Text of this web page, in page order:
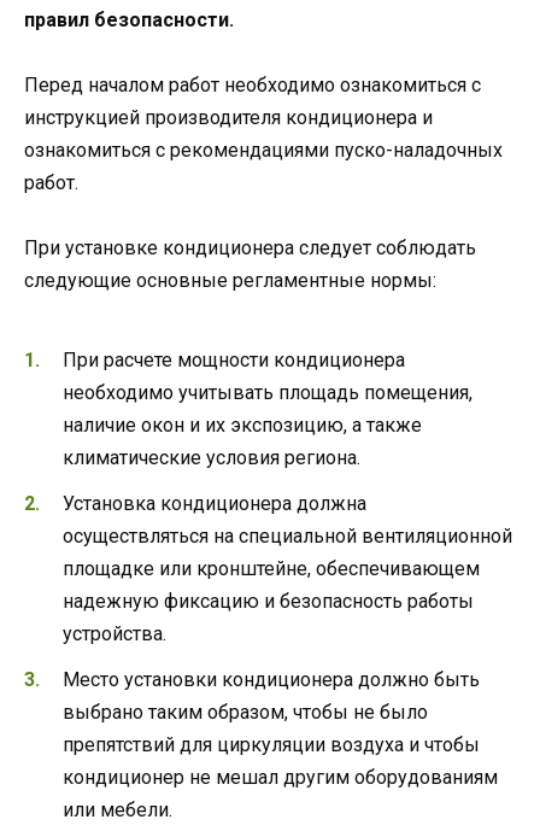
правил безопасности.
Перед началом работ необходимо ознакомиться с
инструкцией производителя кондиционера и
ознакомиться с рекомендациями пуско-наладочных
работ.
При установке кондиционера следует соблюдать
следующие основные регламентные нормы:
При расчете мощности кондиционера
необходимо учитывать площадь помещения,
наличие окон и их экспозицию, а также
климатические условия региона.
Установка кондиционера должна
осуществляться на специальной вентиляционной
площадке или кронштейне, обеспечивающем
надежную фиксацию и безопасность работы
устройства.
Место установки кондиционера должно быть
выбрано таким образом, чтобы не было
препятствий для циркуляции воздуха и чтобы
кондиционер не мешал другим оборудованиям
или мебели.